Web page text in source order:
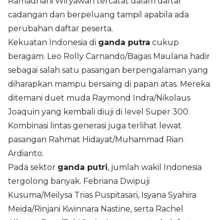
cadangan dan berpeluang tampil apabila ada
perubahan daftar peserta.
Kekuatan Indonesia di ganda putra cukup
beragam. Leo Rolly Carnando/Bagas Maulana hadir
sebagai salah satu pasangan berpengalaman yang
diharapkan mampu bersaing di papan atas. Mereka
ditemani duet muda Raymond Indra/Nikolaus
Joaquin yang kembali diuji di level Super 300.
Kombinasi lintas generasi juga terlihat lewat
pasangan Rahmat Hidayat/Muhammad Rian
Ardianto.
Pada sektor ganda putri, jumlah wakil Indonesia
tergolong banyak. Febriana Dwipuji
Kusuma/Meilysa Trias Puspitasari, Isyana Syahira
Meida/Rinjani Kwinnara Nastine, serta Rachel